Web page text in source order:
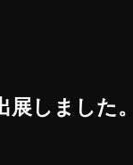
しました。